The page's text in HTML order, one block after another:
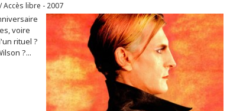
Accès libre - 2007
voire
rituel ?
?...